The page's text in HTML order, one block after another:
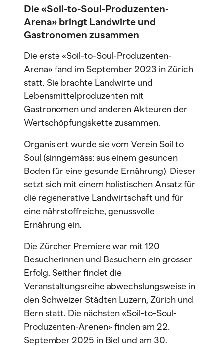
Die «Soil-to-Soul-Produzenten-
Arena» bringt Landwirte und
Gastronomen zusammen
Die erste «Soil-to-Soul-Produzenten-
Arena» fand im September 2023 in Zürich
statt. Sie brachte Landwirte und
Lebensmittelproduzenten mit
Gastronomen und anderen Akteuren der
Wertschöpfungskette zusammen.
Organisiert wurde sie vom Verein Soil to
Soul (sinngemäss: aus einem gesunden
Boden für eine gesunde Ernährung). Dieser
setzt sich mit einem holistischen Ansatz für
die regenerative Landwirtschaft und für
eine nährstoffreiche, genussvolle
Ernährung ein.
Die Zürcher Premiere war mit 120
Besucherinnen und Besuchern ein grosser
Erfolg. Seither findet die
Veranstaltungsreihe abwechslungsweise in
den Schweizer Städten Luzern, Zürich und
Bern statt. Die nächsten «Soil-to-Soul-
Produzenten-Arenen» finden am 22.
September 2025 in Biel und am 30.